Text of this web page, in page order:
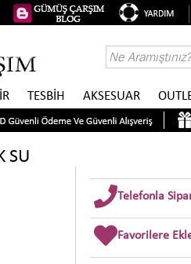
TESBİH AKSESUAR
SU
Telefonla
Favorilere